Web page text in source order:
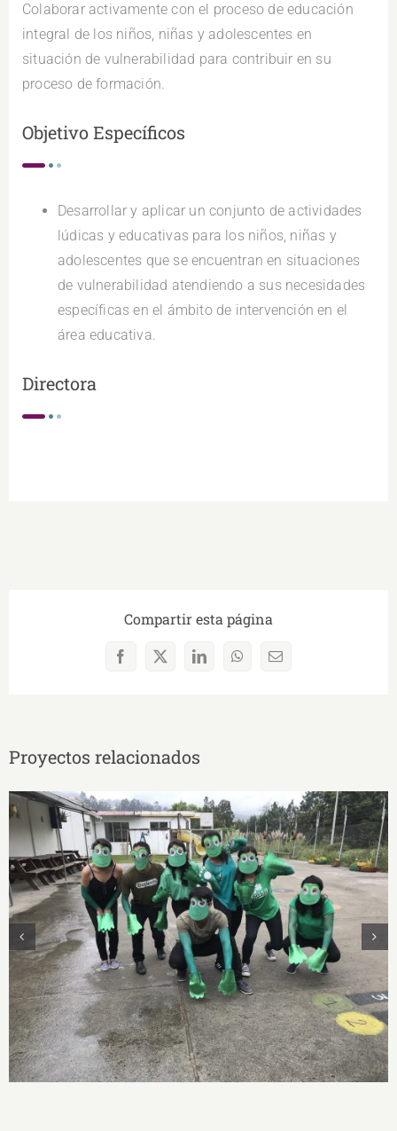
Colaborar activamente con el proceso de educación
integral de los niños, niñas y adolescentes en
situación de vulnerabilidad para contribuir en su
proceso de formación.
Objetivo Específicos
Desarrollar y aplicar un conjunto de actividades
lúdicas y educativas para los niños, niñas y
adolescentes que se encuentran en situaciones
de vulnerabilidad atendiendo a sus necesidades
específicas en el ámbito de intervención en el
área educativa.
Directora
Compartir esta página
Facebook
X LinkedInWhatsAppCorreo
Proyectos relacionados
Proyecto: Centro de Prácticas inclusivas Fase 1